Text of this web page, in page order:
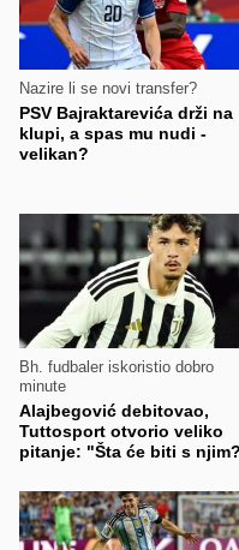
Nazire li se novi transfer?
PSV Bajraktarevića drži na
klupi, a spas mu nudi -
velikan?
Bh. fudbaler iskoristio dobro
minute
Alajbegović debitovao,
Tuttosport otvorio veliko
pitanje: "Šta će biti s